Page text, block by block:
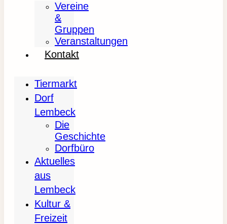
Vereine
&
Gruppen
Veranstaltungen
Kontakt
Tiermarkt
Dorf
Lembeck
Die
Geschichte
Dorfbüro
Aktuelles
aus
Lembeck
Kultur &
Freizeit